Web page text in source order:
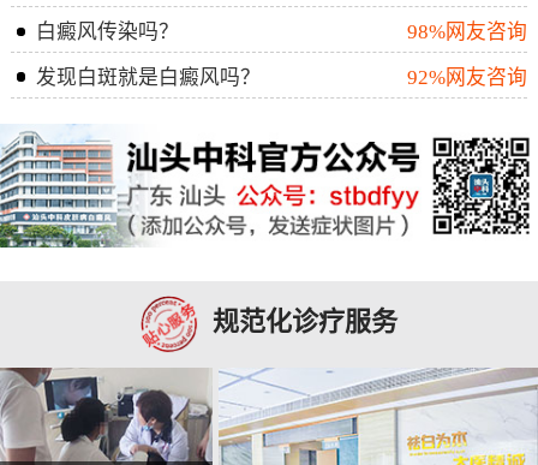
白癜风传染吗？
98%网友咨询
发现白斑就是白癜风吗？
92%网友咨询
规范化诊疗服务